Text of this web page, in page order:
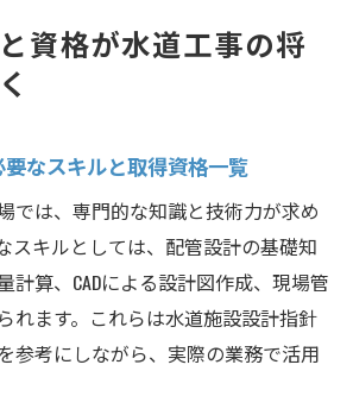
資格が水道工事の将
なスキルと取得資格一覧
では、専門的な知識と技術力が求め
スキルとしては、配管設計の基礎知
計算、CADによる設計図作成、現場管
れます。これらは水道施設設計指針
参考にしながら、実際の業務で活用